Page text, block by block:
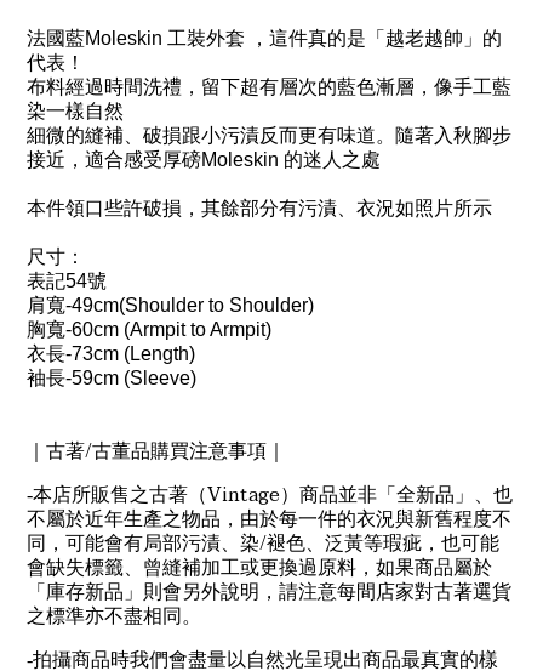
法國藍Moleskin 工裝外套
，這件真的是「越老越帥」的
代表！
布料經過時間洗禮，留下超有層次的藍色漸層，像手工藍
染一樣自然
細微的縫補、破損跟小污漬反而更有味道。隨著入秋腳步
接近，適合感受厚磅Moleskin 的迷人之處
本件領口些許破損，其餘部分有污漬、衣況如照片所示
尺寸：
表記54號
肩寬-49cm(Shoulder to Shoulder)
胸寬-60cm (Armpit to Armpit)
衣長-73cm (Length)
袖長-59cm (Sleeve)
｜古著/古董品購買注意事項｜
-本店所販售之古著（Vintage）商品並非「全新品」、也
不屬於近年生產之物品，由於每一件的衣況與新舊程度不
同，可能會有局部污漬、染/褪色、泛黃等瑕疵，也可能
會缺失標籤、曾縫補加工或更換過原料，如果商品屬於
「庫存新品」則會另外說明，請注意每間店家對古著選貨
之標準亦不盡相同。
-拍攝商品時我們會盡量以自然光呈現出商品最真實的樣